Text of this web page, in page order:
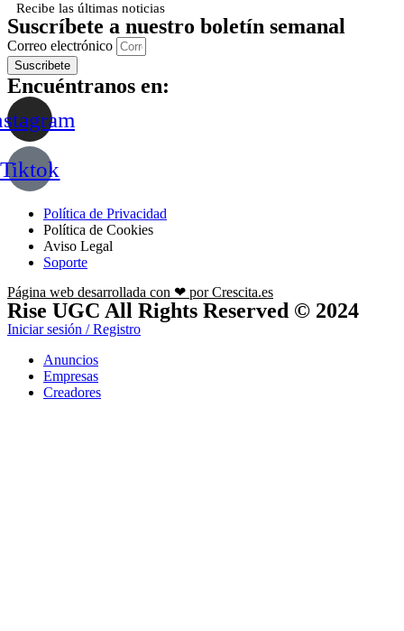
Recibe las últimas noticias
Suscríbete a nuestro boletín semanal
Correo electrónico
Suscribete
Encuéntranos en:
Tiktok
Política de Privacidad
Política de Cookies
Aviso Legal
Soporte
Página web desarrollada con ❤ por Crescita.es
Rise UGC All Rights Reserved © 2024
Iniciar sesión / Registro
Anuncios
Empresas
Creadores